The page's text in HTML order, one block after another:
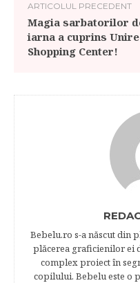
ARTICOLUL PRECEDENT
Magia sarbatorilor
iarna a cuprins
Shopping Center!
Bebelu.ro s-a născut din
plăcerea graficienilor ei
complex proiect în
copilului. Bebelu este o